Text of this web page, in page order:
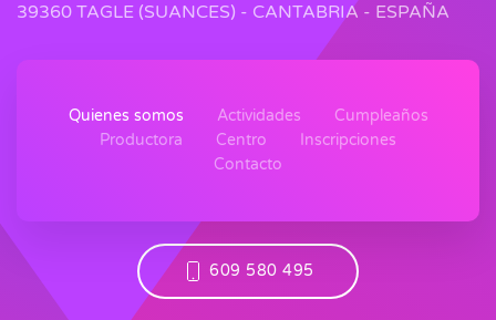
39360 TAGLE (SUANCES) - CANTABRIA - ESPAÑA
Quienes somos Actividades
Cumpleaños
Productora
Centro
Inscripciones
Contacto
609 580 495